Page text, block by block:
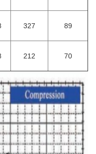
327 89
212 70